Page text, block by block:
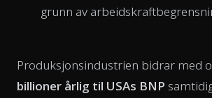
grunn av
Produksjonsindustrien bidrar med
billioner årlig til USAs BNP